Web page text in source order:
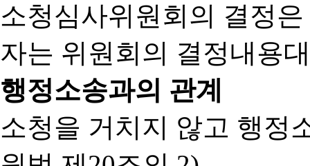
소청심사위원회의 결정
자는 위원회의 결정내용
행정소송과의 관계
소청을 거치지 않고 행정